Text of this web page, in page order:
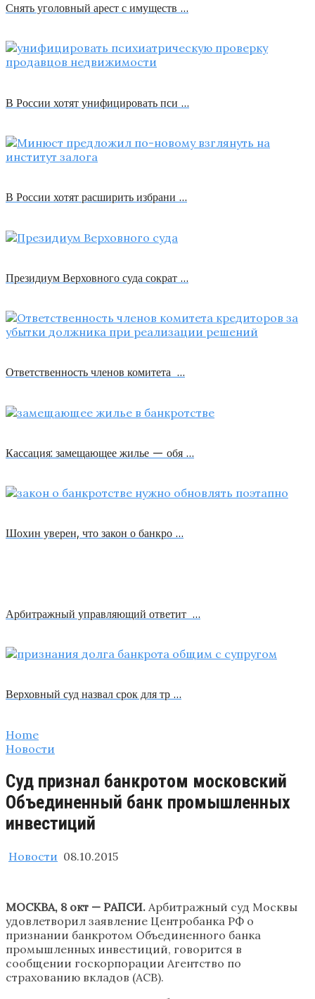
Снять уголовный арест с имуществ …
В России хотят унифицировать пси …
В России хотят расширить избрани …
Президиум Верховного суда сократ …
Ответственность членов комитета …
Кассация: замещающее жилье — обя …
Шохин уверен, что закон о банкро …
Арбитражный управляющий ответит …
Верховный суд назвал срок для тр …
Home
Новости
Суд признал банкротом московский
Объединенный банк промышленных
инвестиций
Новости 08.10.2015
МОСКВА, 8 окт — РАПСИ. Арбитражный суд Москвы
удовлетворил заявление Центробанка РФ о
признании банкротом Объединенного банка
промышленных инвестиций, говорится в
сообщении госкорпорации Агентство по
страхованию вкладов (АСВ).